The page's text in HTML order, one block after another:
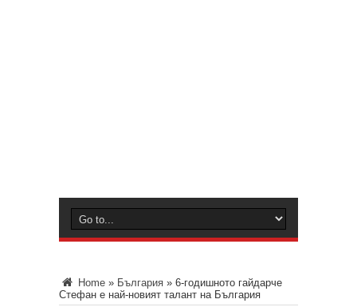
Home » България » 6-годишното гайдарче
Стефан е най-новият талант на България